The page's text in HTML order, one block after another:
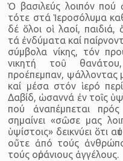
Ὁ βασιλεύς λοιπόν πού
τότε στά Ἱεροσόλυμα
δέ ὅλοι οἱ λαοί,
τά ἐνδύματα καί
σύμβολα νίκης, τόν
νικητή τοῦ
προέπεμπαν, ψάλλοντας
καί μέσα στόν ἱερό
Δαβίδ, ὡσαννά ἐν τοῖς
πού ἀναπέμπεται
σημαίνει «σῶσε μας
ὑψίστοις» δεικνύει ὅτι
οὔτε ἀπό τούς
τούς οὐράνιους ἀγγέλους.